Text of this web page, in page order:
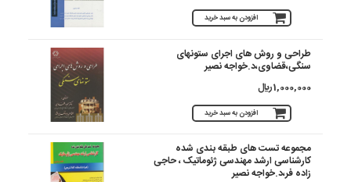
افزودن به سبد خرید
طراحی و روش های اجرای ستونهای
سنگی،قضاوی،د.خواجه نصیر
1,000,000 ريال
افزودن به سبد خرید
مجموعه تست های طبقه بندی شده
کارشناسی ارشد مهندسی ژئوماتیک ، حاجی
زاده فر،د.خواجه نصیر